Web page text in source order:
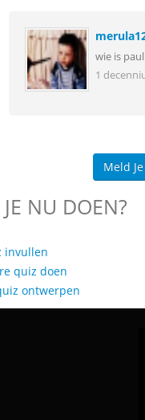
wie is
1
Meld
NU DOEN?
invullen
quiz doen
ontwerpen